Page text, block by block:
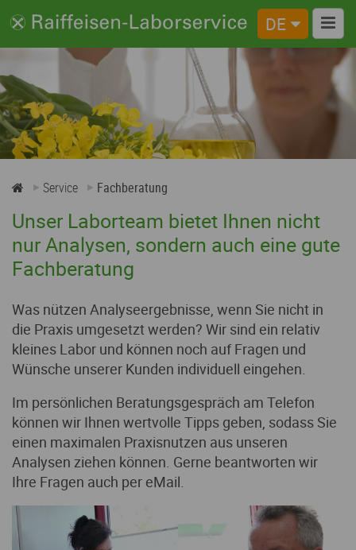
DE
Service
Fachberatung
So einfach geht es
Probenabholung
Downloads
Raiffeisen-Düngershop
Geschenkgutschein
Übersicht Analysenangebote
Laborqualität
Service Fachberatung
Unser Laborteam bietet Ihnen nicht
nur Analysen, sondern auch eine gute
Fachberatung
Was nützen Analyseergebnisse, wenn Sie nicht in
die Praxis umgesetzt werden? Wir sind ein relativ
kleines Labor und können noch auf Fragen und
Wünsche unserer Kunden individuell eingehen.
Im persönlichen Beratungsgespräch am Telefon
können wir Ihnen wertvolle Tipps geben, sodass Sie
einen maximalen Praxisnutzen aus unseren
Analysen ziehen können. Gerne beantworten wir
Ihre Fragen auch per eMail.